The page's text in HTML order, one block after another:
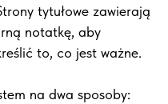
tytułowe zawierają
notatkę, aby
to, co jest ważne.
na dwa sposoby: